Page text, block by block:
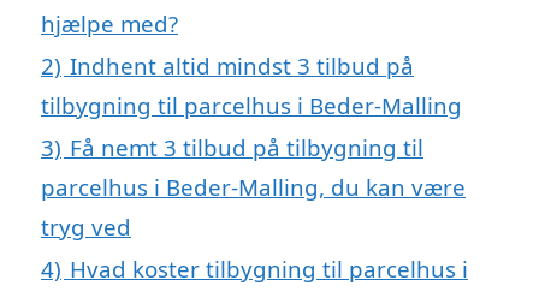
hjælpe med?
2) Indhent altid mindst 3 tilbud på
tilbygning til parcelhus i Beder-Malling
3) Få nemt 3 tilbud på tilbygning til
parcelhus i Beder-Malling, du kan være
tryg ved
4) Hvad koster tilbygning til parcelhus i